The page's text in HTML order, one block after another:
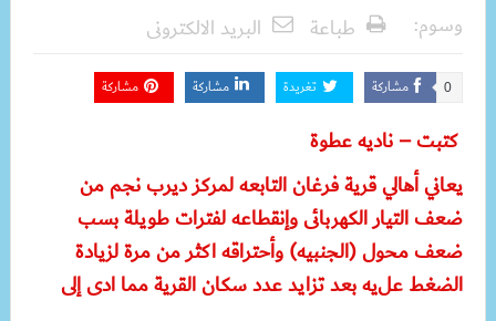
وسوم:
طباعة البريد الالكترونى
مشاركة 0 تغريدة مشاركة مشاركة
كتبت – ناديه عطوة
يعاني أهالي قرية فرغان التابعه لمركز ديرب نجم من
ضعف التيار الكهربائى وإنقطاعه لفترات طويلة بسب
ضعف محول (الجنبيه) وأحتراقه اكثر من مرة لزيادة
الضغط عليه بعد تزايد عدد سكان القرية مما ادى إلى